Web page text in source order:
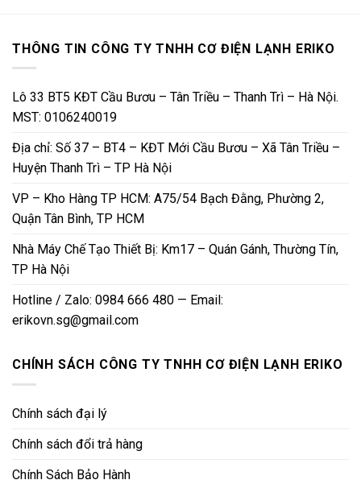
THÔNG TIN CÔNG TY TNHH CƠ ĐIỆN LẠNH ERIKO
Lô 33 BT5 KĐT Cầu Bươu – Tân Triều – Thanh Trì – Hà Nội.
MST: 0106240019
Địa chỉ: Số 37 – BT4 – KĐT Mới Cầu Bươu – Xã Tân Triều –
Huyện Thanh Trì – TP Hà Nội
VP – Kho Hàng TP HCM: A75/54 Bạch Đằng, Phường 2,
Quận Tân Bình, TP HCM
Nhà Máy Chế Tạo Thiết Bị: Km17 – Quán Gánh, Thường Tín,
TP Hà Nội
Hotline / Zalo: 0984 666 480 — Email:
erikovn.sg@gmail.com
CHÍNH SÁCH CÔNG TY TNHH CƠ ĐIỆN LẠNH ERIKO
Chính sách đại lý
Chính sách đổi trả hàng
Chính Sách Bảo Hành